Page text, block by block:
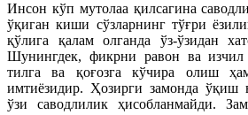
Инсон кўп мутолаа қилсагина
ўқиган киши сўзларнинг тўғри
қўлига қалам олганда ўз-ўзидан
Шунингдек, фикрни равон ва изчил
тилга ва қоғозга кўчира олиш
имтиёзидир. Ҳозирги замонда
ўзи саводлилик ҳисобланмайди.